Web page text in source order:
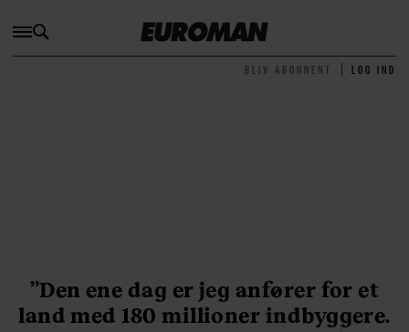
BLIV ABONNENT LOG IND
”Den ene dag er jeg anfører for et
land med 180 millioner indbyggere.